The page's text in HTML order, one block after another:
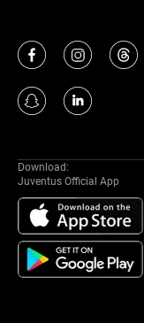
Download:
Juventus Official App